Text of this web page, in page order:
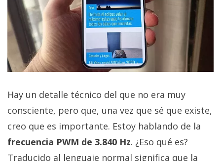
Hay un detalle técnico del que no era muy
consciente, pero que, una vez que sé que existe,
creo que es importante. Estoy hablando de la
frecuencia PWM de 3.840 Hz. ¿Eso qué es?
Traducido al lenguaje normal significa que la